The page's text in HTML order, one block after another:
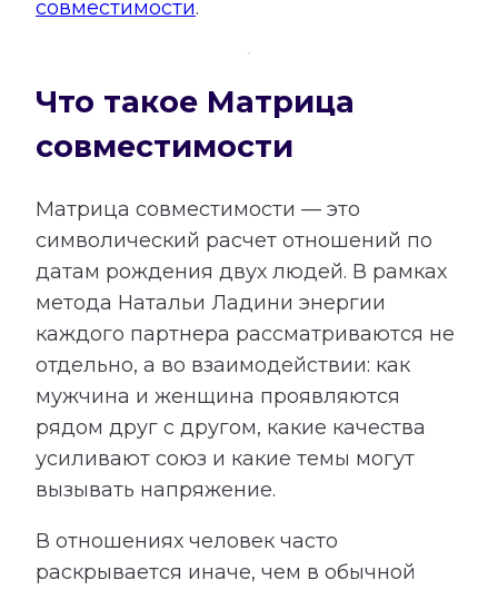
совместимости.
Что такое Матрица
совместимости
Матрица совместимости — это
символический расчет отношений по
датам рождения двух людей. В рамках
метода Натальи Ладини энергии
каждого партнера рассматриваются не
отдельно, а во взаимодействии: как
мужчина и женщина проявляются
рядом друг с другом, какие качества
усиливают союз и какие темы могут
вызывать напряжение.
В отношениях человек часто
раскрывается иначе, чем в обычной